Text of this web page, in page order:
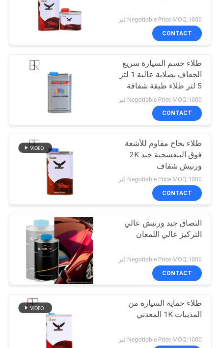
بيندر طلاء السيارات
طلاء شفاف
24
مقوي طلاء السيارة
21
مخفف دهان السيارات
21
Negotiable Price MOQ:1000 لتر
CONTACT
طلاء جسم السيارة سريع
الجفاف بصلابة عالية 1 لتر
5 لتر طلاء طبقة شفافة
Negotiable Price MOQ:1000 لتر
CONTACT
طلاء بخاخ مقاوم للأشعة
فوق البنفسجية جيد 2K
ورنيش شفاف
Negotiable Price MOQ:1000 لتر
CONTACT
التصاق جيد ورنيش عالي
التركيز عالي اللمعان
Negotiable Price MOQ:1000 لتر
CONTACT
طلاء حماية السيارة من
المذيبات 1K المعدني
Negotiable Price MOQ:1000 لتر